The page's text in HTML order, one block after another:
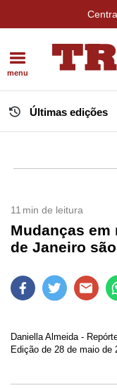
menu
Últimas edições
11 min de leitura
Mudanças em
de Janeiro
Daniella Almeida -
Edição de 28 de maio de